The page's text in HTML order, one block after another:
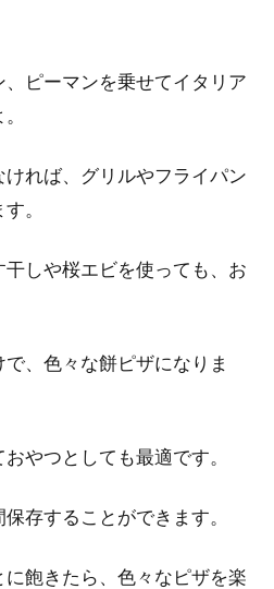
、ピーマンを乗せてイタリア
れば、グリルやフライパン
。
しや桜エビを使っても、お
、色々な餅ピザになりま
やつとしても最適です。
存することができます。
飽きたら、色々なピザを楽